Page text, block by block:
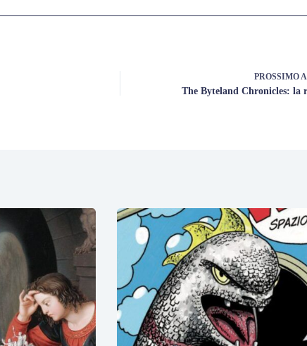
PROSSIMO
The Byteland Chronicles: la